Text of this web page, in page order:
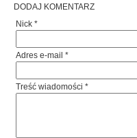
DODAJ KOMENTARZ
Nick *
Adres e-mail *
Treść wiadomości *